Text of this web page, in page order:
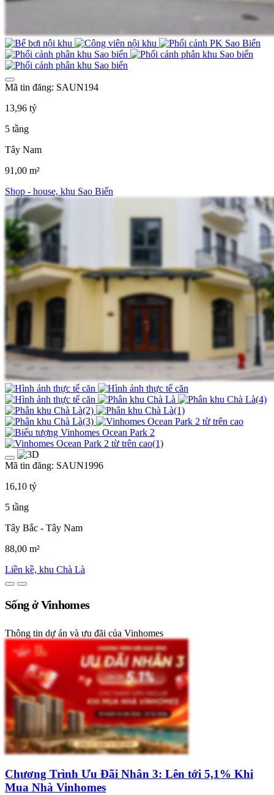
Mã tin đăng: SAUN194
13,96 tỷ
5 tầng
Tây Nam
91,00 m²
Shop - house, khu Sao Biển
Mã tin đăng: SAUN1996
16,10 tỷ
5 tầng
Tây Bắc - Tây Nam
88,00 m²
Liền kề, khu Chà Là
Sống ở Vinhomes
Thông tin dự án và ưu đãi của Vinhomes
Chương Trình Ưu Đãi Nhân 3: Lên tới 5,1% Khi
Mua Nhà Vinhomes